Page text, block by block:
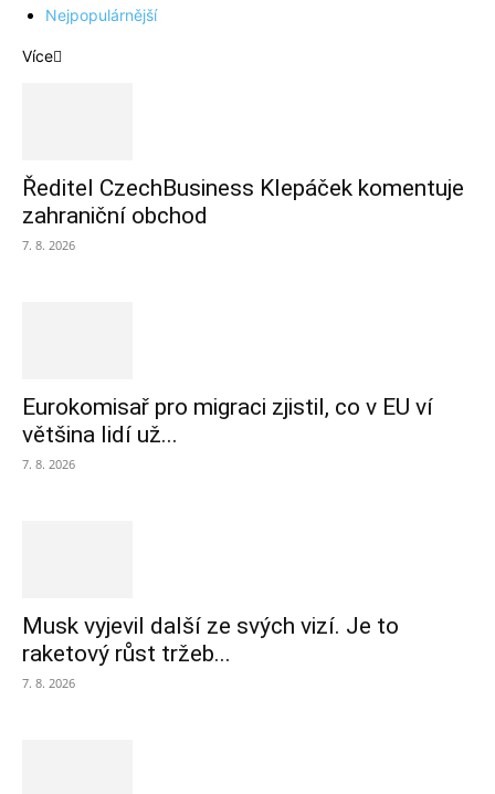
Nejpopulárnější
Více
Ředitel CzechBusiness Klepáček komentuje
zahraniční obchod
7. 8. 2026
Eurokomisař pro migraci zjistil, co v EU ví
většina lidí už...
7. 8. 2026
Musk vyjevil další ze svých vizí. Je to
raketový růst tržeb...
7. 8. 2026